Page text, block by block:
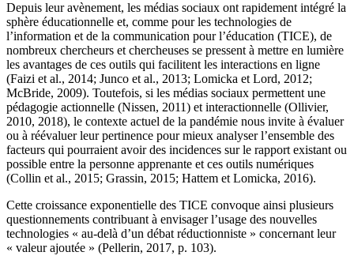
Depuis leur avènement, les médias sociaux ont rapidement intégré la
sphère éducationnelle et, comme pour les technologies de
l’information et de la communication pour l’éducation (TICE), de
nombreux chercheurs et chercheuses se pressent à mettre en lumière
les avantages de ces outils qui facilitent les interactions en ligne
(Faizi et al., 2014; Junco et al., 2013; Lomicka et Lord, 2012;
McBride, 2009). Toutefois, si les médias sociaux permettent une
pédagogie actionnelle (Nissen, 2011) et interactionnelle (Ollivier,
2010, 2018), le contexte actuel de la pandémie nous invite à évaluer
ou à réévaluer leur pertinence pour mieux analyser l’ensemble des
facteurs qui pourraient avoir des incidences sur le rapport existant ou
possible entre la personne apprenante et ces outils numériques
(Collin et al., 2015; Grassin, 2015; Hattem et Lomicka, 2016).
Cette croissance exponentielle des TICE convoque ainsi plusieurs
questionnements contribuant à envisager l’usage des nouvelles
technologies « au-delà d’un débat réductionniste » concernant leur
« valeur ajoutée » (Pellerin, 2017, p. 103).